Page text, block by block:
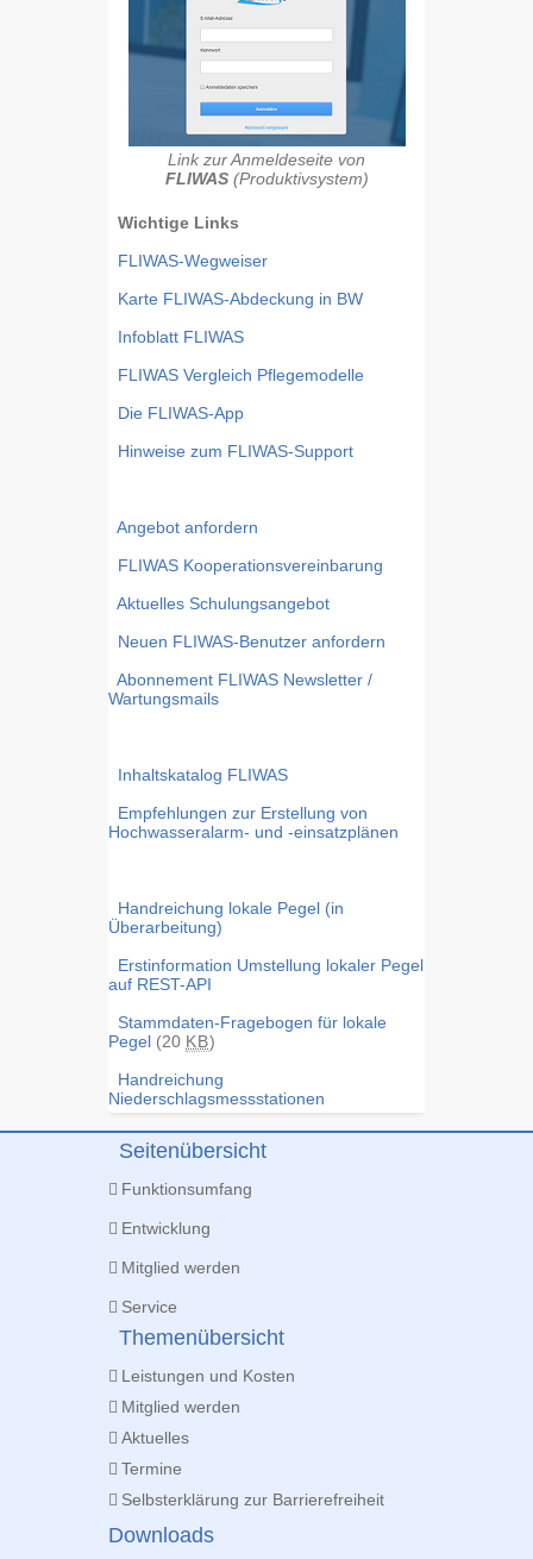
Link zur Anmeldeseite von
FLIWAS(Produktivsystem)
Wichtige Links
FLIWAS-Wegweiser
Karte FLIWAS-Abdeckung in BW
Infoblatt FLIWAS
FLIWAS Vergleich Pflegemodelle
Die FLIWAS-App
Hinweise zum FLIWAS-Support
Angebot anfordern
FLIWAS Kooperationsvereinbarung
Aktuelles Schulungsangebot
Neuen FLIWAS-Benutzer anfordern
Abonnement FLIWAS Newsletter /
Wartungsmails
Inhaltskatalog FLIWAS
Empfehlungen zur Erstellung von
Hochwasseralarm- und -einsatzplänen
Handreichung lokale Pegel (in
Überarbeitung)
Erstinformation Umstellung lokaler Pegel
auf REST-API
Stammdaten-Fragebogen für lokale
Pegel (20 KB)
Handreichung
Niederschlagsmessstationen
Seitenübersicht
Funktionsumfang
Entwicklung
Mitglied werden
Service
Themenübersicht
Leistungen und Kosten
Mitglied werden
Aktuelles
Termine
Selbsterklärung zur Barrierefreiheit
Downloads